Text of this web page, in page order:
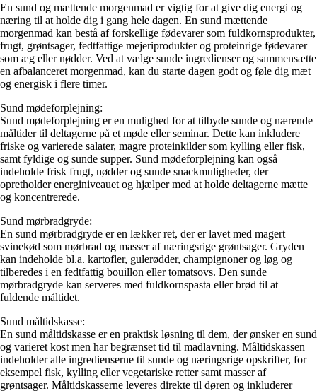
En sund og mættende morgenmad er vigtig for at give dig energi og
næring til at holde dig i gang hele dagen. En sund mættende
morgenmad kan bestå af forskellige fødevarer som fuldkornsprodukter,
frugt, grøntsager, fedtfattige mejeriprodukter og proteinrige fødevarer
som æg eller nødder. Ved at vælge sunde ingredienser og sammensætte
en afbalanceret morgenmad, kan du starte dagen godt og føle dig mæt
og energisk i flere timer.
Sund mødeforplejning:
Sund mødeforplejning er en mulighed for at tilbyde sunde og nærende
måltider til deltagerne på et møde eller seminar. Dette kan inkludere
friske og varierede salater, magre proteinkilder som kylling eller fisk,
samt fyldige og sunde supper. Sund mødeforplejning kan også
indeholde frisk frugt, nødder og sunde snackmuligheder, der
opretholder energiniveauet og hjælper med at holde deltagerne mætte
og koncentrerede.
Sund mørbradgryde:
En sund mørbradgryde er en lækker ret, der er lavet med magert
svinekød som mørbrad og masser af næringsrige grøntsager. Gryden
kan indeholde bl.a. kartofler, gulerødder, champignoner og løg og
tilberedes i en fedtfattig bouillon eller tomatsovs. Den sunde
mørbradgryde kan serveres med fuldkornspasta eller brød til at
fuldende måltidet.
Sund måltidskasse:
En sund måltidskasse er en praktisk løsning til dem, der ønsker en sund
og varieret kost men har begrænset tid til madlavning. Måltidskassen
indeholder alle ingredienserne til sunde og næringsrige opskrifter, for
eksempel fisk, kylling eller vegetariske retter samt masser af
grøntsager. Måltidskasserne leveres direkte til døren og inkluderer